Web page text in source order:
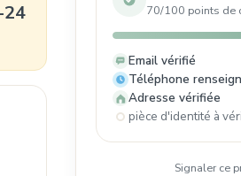
24
70/100 points de
Email vérifié
Téléphone
Adresse vérifiée
pièce d'identité à
Signaler ce